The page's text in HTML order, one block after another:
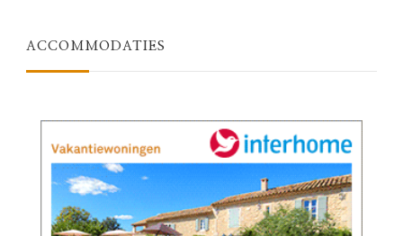
ACCOMMODATIES